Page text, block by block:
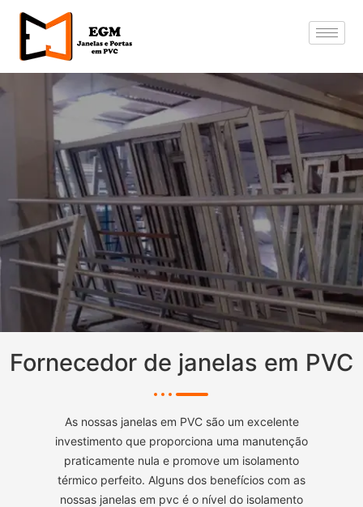
Fornecedor de janelas em PVC
As nossas janelas em PVC são um excelente
investimento que proporciona uma manutenção
praticamente nula e promove um isolamento
térmico perfeito. Alguns dos benefícios com as
nossas janelas em pvc é o nível do isolamento